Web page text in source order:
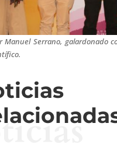
Manuel Serrano, galardonado